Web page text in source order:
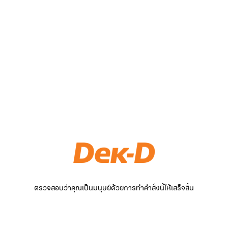
ตรวจสอบว่าคุณเป็นมนุษย์ด้วยการทำคำสั่งนี้ให้เสร็จสิ้น